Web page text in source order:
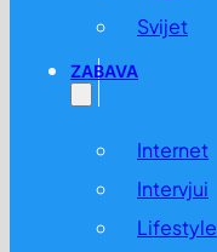
Svijet
ZABAVA
Internet
Intervjui
Lifestyle